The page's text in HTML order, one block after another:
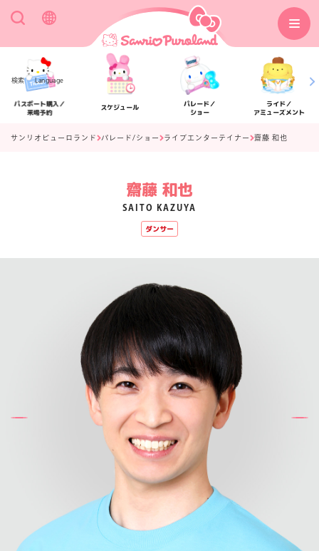
検索 Language
パスポート購入／
来場予約
スケジュール
パレード／
ショー
ライド／
アミューズメント
サービスガイド
ニュース
サンリオピューロランド パレード/ショー ライブエンターテイナー 齋藤 和也
齋藤 和也
SAITO KAZUYA
ダンサー